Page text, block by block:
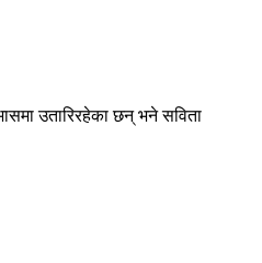
उतारिरहेका छन् भने सविता